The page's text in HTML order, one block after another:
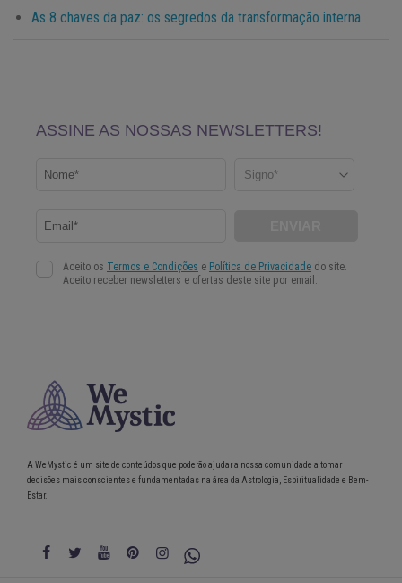
As 8 chaves da paz: os segredos da transformação interna
A WeMystic é um site de conteúdos que poderão ajudar a nossa comunidade a tomar
decisões mais conscientes e fundamentadas na área da Astrologia, Espiritualidade e Bem-
Estar.